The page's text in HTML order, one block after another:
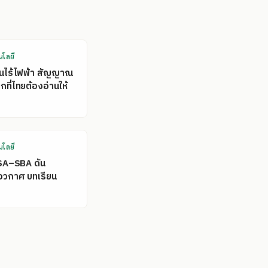
โลยี
ไร้ไฟฟ้า สัญญาณ
ที่ไทยต้องอ่านให้
โลยี
ดัน
กาศ บทเรียน